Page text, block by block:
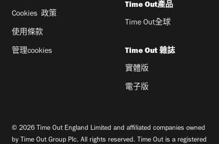
Cookies 政策
使用條款
管理cookies
Time Out產品
Time Out全球
Time Out 雜誌
實體版
電子版
© 2026 Time Out England Limited and affiliated companies owned
by Time Out Group Plc. All rights reserved. Time Out is a registered